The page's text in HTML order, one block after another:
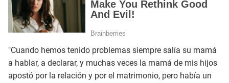
"Cuando hemos tenido problemas siempre salía su mamá
a hablar, a declarar, y muchas veces la mamá de mis hijos
apostó por la relación y por el matrimonio, pero había un